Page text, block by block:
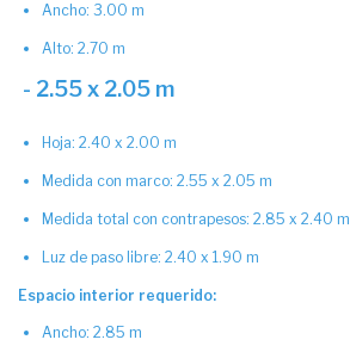
Ancho: 3.00 m
Alto: 2.70 m
- 2.55 x 2.05 m
Hoja: 2.40 x 2.00 m
Medida con marco: 2.55 x 2.05 m
Medida total con contrapesos: 2.85 x 2.40 m
Luz de paso libre: 2.40 x 1.90 m
Espacio interior requerido:
Ancho: 2.85 m